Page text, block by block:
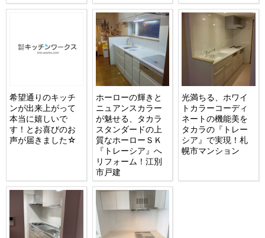
希望通りのキッチ
ンが出来上がって
本当に嬉しいで
す！とお喜びのお
声が届きました☆
ホーローの輝きと
ニュアンスカラー
が魅せる、タカラ
スタンダードの上
質なホーローＳＫ
『トレーシア』へ
リフォーム！江別
市戸建
光満ちる、ホワイ
トカラーコーディ
ネートの機能美を
タカラの『トレー
シア』で実現！札
幌市マンション